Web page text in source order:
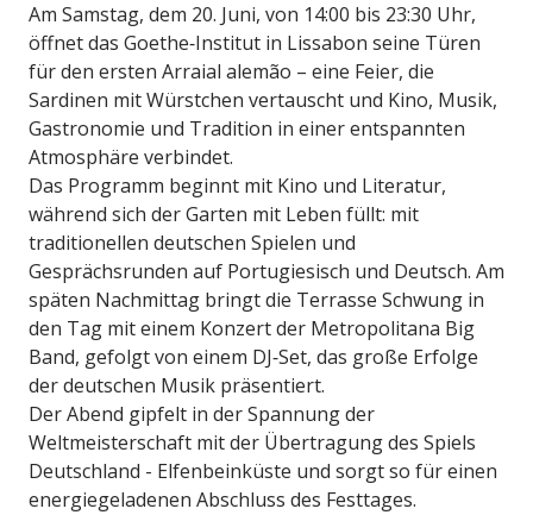
Am Samstag, dem 20. Juni, von 14:00 bis 23:30 Uhr,
öffnet das Goethe‑Institut in Lissabon seine Türen
für den ersten Arraial alemão – eine Feier, die
Sardinen mit Würstchen vertauscht und Kino, Musik,
Gastronomie und Tradition in einer entspannten
Atmosphäre verbindet.
Das Programm beginnt mit Kino und Literatur,
während sich der Garten mit Leben füllt: mit
traditionellen deutschen Spielen und
Gesprächsrunden auf Portugiesisch und Deutsch. Am
späten Nachmittag bringt die Terrasse Schwung in
den Tag mit einem Konzert der Metropolitana Big
Band, gefolgt von einem DJ‑Set, das große Erfolge
der deutschen Musik präsentiert.
Der Abend gipfelt in der Spannung der
Weltmeisterschaft mit der Übertragung des Spiels
Deutschland - Elfenbeinküste und sorgt so für einen
energiegeladenen Abschluss des Festtages.